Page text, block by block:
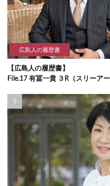
広島人の履歴書
【広島人の履歴書】
File.17 有冨一貴 ３R（スリーア